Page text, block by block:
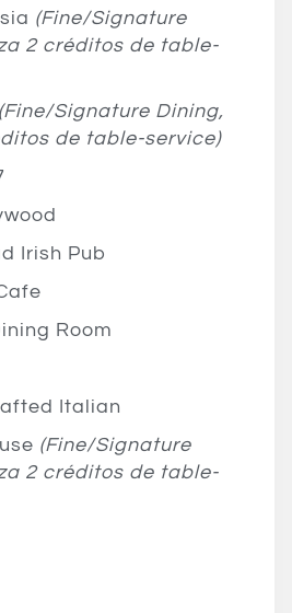
(Fine/Signature
2 créditos de table-
(Fine/Signature Dining,
de table-service)
Irish Pub
Room
Italian
(Fine/Signature
2 créditos de table-